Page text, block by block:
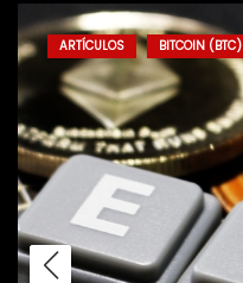
ARTÍCULOS BITCOIN (BTC)